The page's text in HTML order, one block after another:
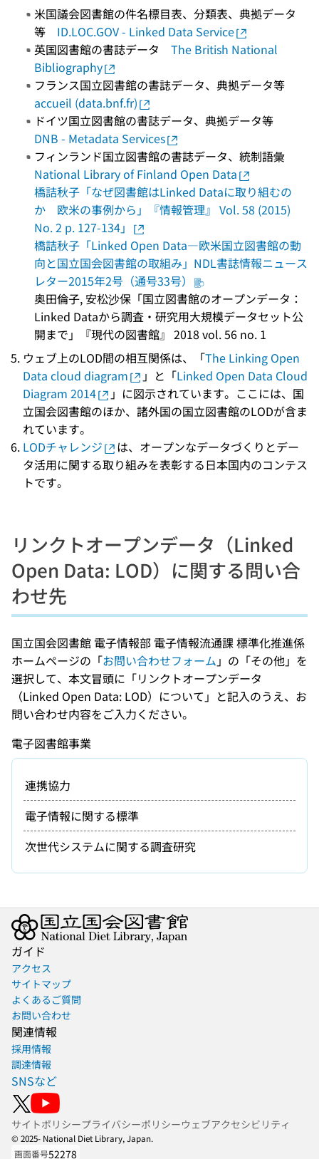
米国議会図書館の件名標目表、分類表、典拠データ
等 ID.LOC.GOV - Linked Data Service
英国図書館の書誌データ The British National
Bibliography
フランス国立図書館の書誌データ、典拠データ等
accueil (data.bnf.fr)
ドイツ国立図書館の書誌データ、典拠データ等
DNB - Metadata Services
フィンランド国立図書館の書誌データ、統制語彙
National Library of Finland Open Data
橋詰秋子「なぜ図書館はLinked Dataに取り組むの
か 欧米の事例から」『情報管理』 Vol. 58 (2015)
No. 2 p. 127-134」
橋詰秋子「Linked Open Data―欧米国立図書館の動
向と国立国会図書館の取組み」NDL書誌情報ニュース
レター2015年2号（通号33号）
奥田倫子, 安松沙保「国立図書館のオープンデータ：
Linked Dataから調査・研究用大規模データセット公
開まで」『現代の図書館』 2018 vol. 56 no. 1
ウェブ上のLOD間の相互関係は、「The Linking Open
Data cloud diagram
」と「Linked Open Data Cloud
Diagram 2014
」に図示されています。ここには、国
立国会図書館のほか、諸外国の国立図書館のLODが含ま
れています。
LODチャレンジ
は、オープンなデータづくりとデー
タ活用に関する取り組みを表彰する日本国内のコンテス
トです。
リンクトオープンデータ（Linked
Open Data: LOD）に関する問い合
わせ先
国立国会図書館 電子情報部 電子情報流通課 標準化推進係
ホームページの「お問い合わせフォーム 」の「その他」を
選択して、本文冒頭に「リンクトオープンデータ
（Linked Open Data: LOD）について」と記入のうえ、お
問い合わせ内容をご入力ください。
電子図書館事業
連携協力
電子情報に関する標準
次世代システムに関する調査研究
ガイド
アクセス
サイトマップ
よくあるご質問
お問い合わせ
関連情報
採用情報
調達情報
SNSなど
サイトポリシープライバシーポリシーウェブアクセシビリティ
© 2025- National Diet Library, Japan.
画面番号52278